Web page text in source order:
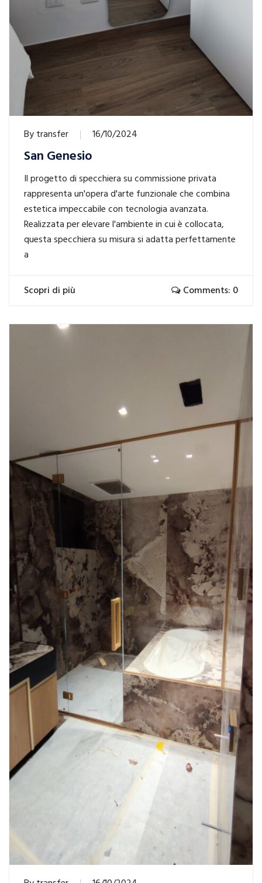
Bytransfer 16/10/2024
San Genesio
Il progetto di specchiera su commissione privata
rappresenta un'opera d'arte funzionale che combina
estetica impeccabile con tecnologia avanzata.
Realizzata per elevare l'ambiente in cui è collocata,
questa specchiera su misura si adatta perfettamente
a
Scopri di più Comments: 0